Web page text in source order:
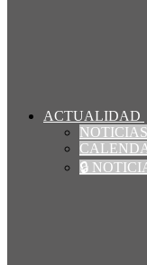
ACTUALIDAD
🔒